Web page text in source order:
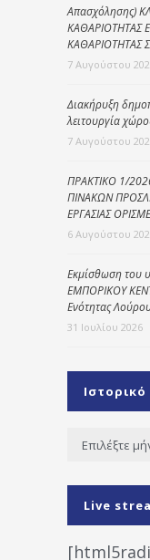
Απασχόλησης)
ΚΑΘΑΡΙΟΤΗΤΑΣ
ΚΑΘΑΡΙΟΤΗΤΑΣ
7 Αυγούστου
Διακήρυξη
λειτουργία
7 Αυγούστου
ΠΡΑΚΤΙΚΟ 1/
ΠΙΝΑΚΩΝ
ΕΡΓΑΣΙΑΣ
6 Αυγούστου
Εκμίσθωση του
ΕΜΠΟΡΙΚΟΥ
Ενότητας
31 Ιουλίου 2026
Ιστορικό
Ιστορικό
Live